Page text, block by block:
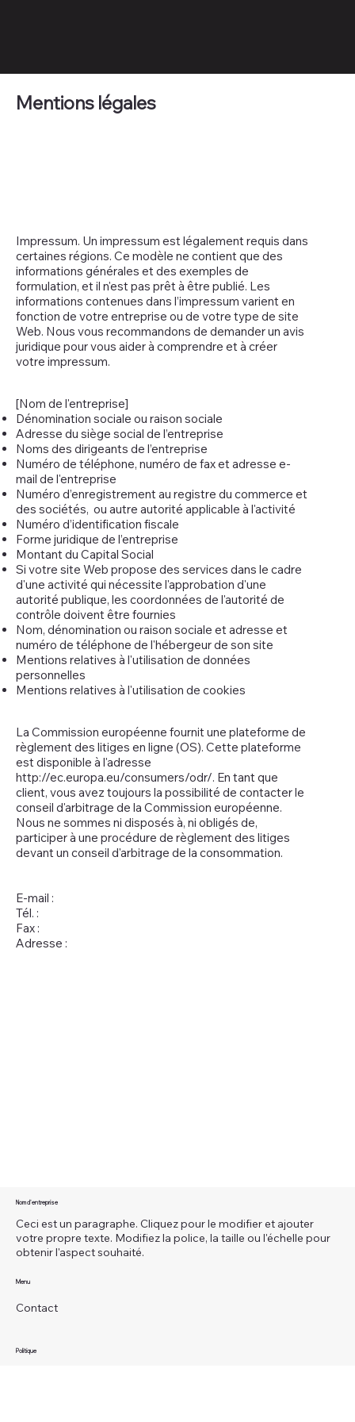
Mentions légales
Impressum. Un impressum est légalement requis dans
certaines régions. Ce modèle ne contient que des
informations générales et des exemples de
formulation, et il n'est pas prêt à être publié. Les
informations contenues dans l’impressum varient en
fonction de votre entreprise ou de votre type de site
Web. Nous vous recommandons de demander un avis
juridique pour vous aider à comprendre et à créer
votre impressum.
[Nom de l'entreprise]
Dénomination sociale ou raison sociale
Adresse du siège social de l’entreprise
Noms des dirigeants de l’entreprise
Numéro de téléphone, numéro de fax et adresse e-
mail de l'entreprise
Numéro d’enregistrement au registre du commerce et
des sociétés, ou autre autorité applicable à l'activité
Numéro d’identification fiscale
Forme juridique de l’entreprise
Montant du Capital Social
Si votre site Web propose des services dans le cadre
d'une activité qui nécessite l'approbation d'une
autorité publique, les coordonnées de l'autorité de
contrôle doivent être fournies
Nom, dénomination ou raison sociale et adresse et
numéro de téléphone de l'hébergeur de son site
Mentions relatives à l'utilisation de données
personnelles
Mentions relatives à l'utilisation de cookies
La Commission européenne fournit une plateforme de
règlement des litiges en ligne (OS). Cette plateforme
est disponible à l'adresse
http://ec.europa.eu/consumers/odr/. En tant que
client, vous avez toujours la possibilité de contacter le
conseil d'arbitrage de la Commission européenne.
Nous ne sommes ni disposés à, ni obligés de,
participer à une procédure de règlement des litiges
devant un conseil d'arbitrage de la consommation.
E-mail :
Tél. :
Fax :
Adresse :
Nom d'entreprise
Ceci est un paragraphe. Cliquez pour le modifier et ajouter
votre propre texte. Modifiez la police, la taille ou l'échelle pour
obtenir l'aspect souhaité.
Menu
Contact
Politique